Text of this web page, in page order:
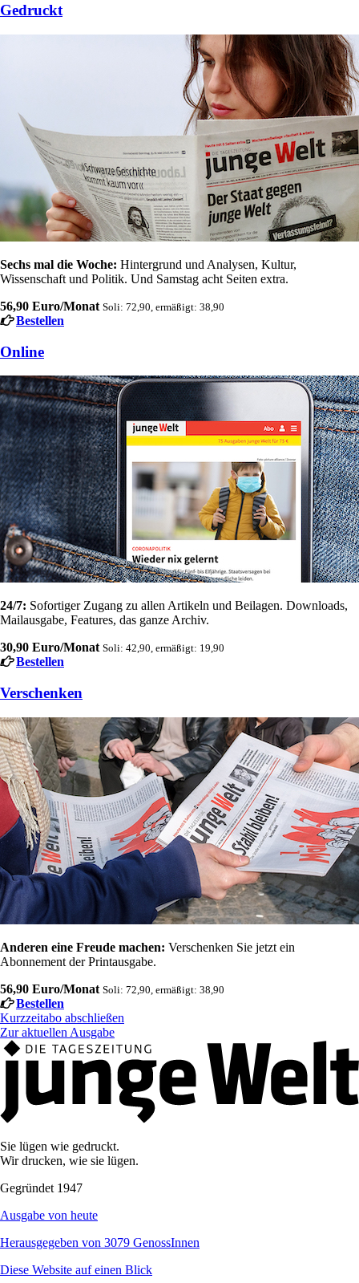
Gedruckt
Sechs mal die Woche: Hintergrund und Analysen, Kultur,
Wissenschaft und Politik. Und Samstag acht Seiten extra.
56,90 Euro/Monat Soli: 72,90, ermäßigt: 38,90
Bestellen
Online
24/7: Sofortiger Zugang zu allen Artikeln und Beilagen. Downloads,
Mailausgabe, Features, das ganze Archiv.
30,90 Euro/Monat Soli: 42,90, ermäßigt: 19,90
Bestellen
Verschenken
Anderen eine Freude machen: Verschenken Sie jetzt ein
Abonnement der Printausgabe.
56,90 Euro/Monat Soli: 72,90, ermäßigt: 38,90
Bestellen
Kurzzeitabo abschließen
Zur aktuellen Ausgabe
Sie lügen wie gedruckt.
Wir drucken, wie sie lügen.
Gegründet 1947
Ausgabe von heute
Herausgegeben von 3079 GenossInnen
Diese Website auf einen Blick